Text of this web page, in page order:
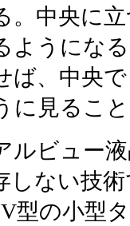
。中央に
ようにな
ば、中央
に見るこ
ビュー
しない技
型の小型